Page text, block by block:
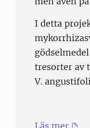
I detta
tresorter av
V.